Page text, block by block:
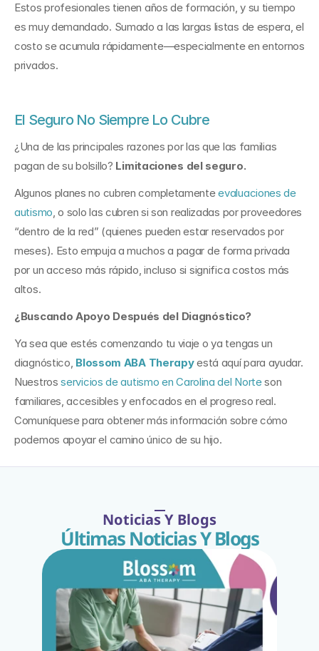
Estos profesionales tienen años de formación, y su tiempo
es muy demandado. Sumado a las largas listas de espera, el
costo se acumula rápidamente—especialmente en entornos
privados.
El Seguro No Siempre Lo Cubre
¿Una de las principales razones por las que las familias
pagan de su bolsillo? Limitaciones del seguro.
Algunos planes no cubren completamente evaluaciones de
autismo, o solo las cubren si son realizadas por proveedores
“dentro de la red” (quienes pueden estar reservados por
meses). Esto empuja a muchos a pagar de forma privada
por un acceso más rápido, incluso si significa costos más
altos.
¿Buscando Apoyo Después del Diagnóstico?
Ya sea que estés comenzando tu viaje o ya tengas un
diagnóstico, Blossom ABA Therapy está aquí para ayudar.
Nuestros servicios de autismo en Carolina del Norte son
familiares, accesibles y enfocados en el progreso real.
Comuníquese para obtener más información sobre cómo
podemos apoyar el camino único de su hijo.
Noticias Y Blogs
Últimas Noticias Y Blogs